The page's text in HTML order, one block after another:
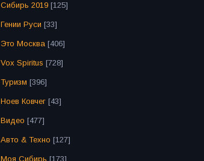
Сибирь 2019 [125]
Гении Руси [33]
Это Москва [406]
Vox Spiritus [728]
Туризм [396]
Ноев Ковчег [43]
Видео [477]
Авто & Техно [127]
Моя Сибирь [173]